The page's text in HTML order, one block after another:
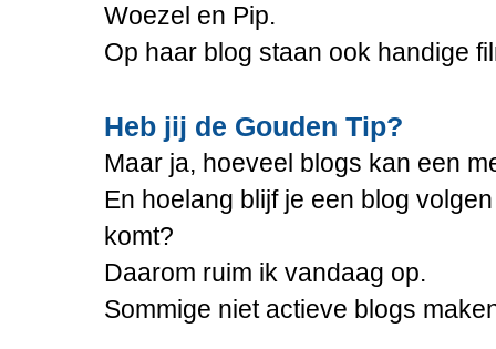
Woezel en Pip.
Op haar blog staan ook handige
Heb jij de Gouden Tip?
Maar ja, hoeveel blogs kan een
En hoelang blijf je een blog
komt?
Daarom ruim ik vandaag op.
Sommige niet actieve blogs